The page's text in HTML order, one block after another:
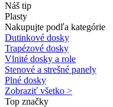
Náš tip
Plasty
Nakupujte podľa kategórie
Dutinkové dosky
Trapézové dosky
Vlnité dosky a role
Stenové a strešné panely
Plné dosky
Zobraziť všetko >
Top značky